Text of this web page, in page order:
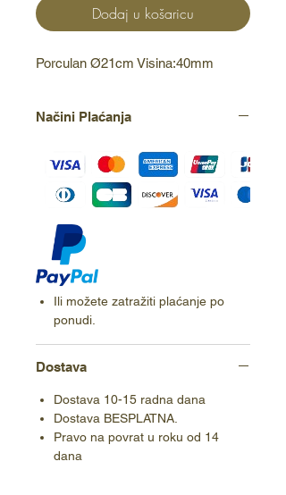
Dodaj u košaricu
Porculan Ø21cm Visina:40mm
Načini Plaćanja
Ili možete zatražiti plaćanje po
ponudi.
Dostava
Dostava 10-15 radna dana
Dostava BESPLATNA.
Pravo na povrat u roku od 14
dana